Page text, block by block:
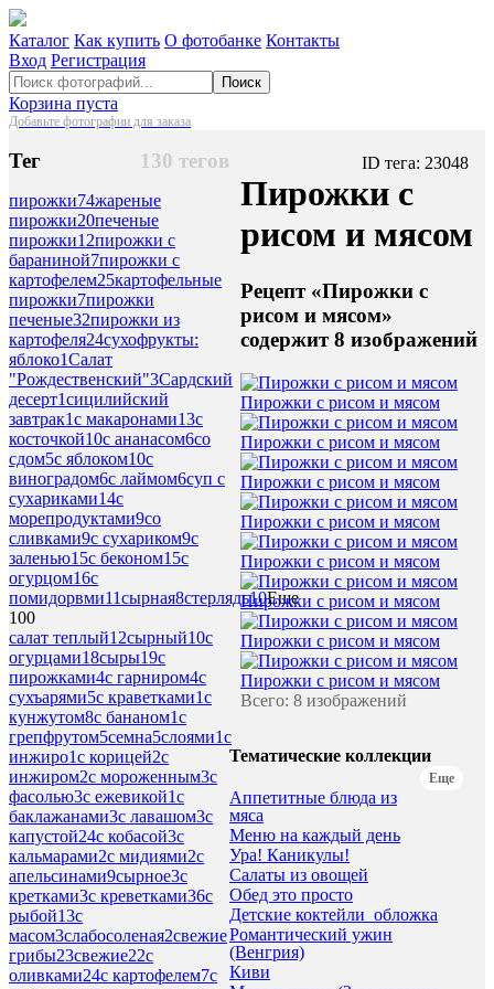
Каталог Как купить О фотобанке Контакты
Вход Регистрация
Поиск
Корзина пуста
Добавьте фотографии для заказа
130 тегов
Тег
пирожки74жареные
пирожки20печеные
пирожки12пирожки с
бараниной7пирожки с
картофелем25картофельные
пирожки7пирожки
печеные32пирожки из
картофеля24сухофрукты:
яблоко1Салат
"Рождественский"3Сардский
десерт1сицилийский
завтрак1с макаронами13с
косточкой10с ананасом6со
сдом5с яблоком10с
виноградом6с лаймом6суп с
сухариками14с
морепродуктами9со
сливками9с сухариком9с
заленью15с беконом15с
огурцом16с
помидорвми11сырная8стерлядь10Еще
100
салат теплый12сырный10с
огурцами18сыры19с
пирожками4с гарниром4с
сухъарями5с краветками1с
кунжутом8с бананом1с
грепфрутом5семна5слоями1с
инжиро1с корицей2с
инжиром2с мороженным3с
фасолью3с ежевикой1с
баклажанами3с лавашом3с
капустой24с кобасой3с
кальмарами2с мидиями2с
апельсинами9сырное3с
кретками3с креветками36с
рыбой13с
масом3слабосоленая2свежие
грибы23свежие22с
оливками24с картофелем7с
ID тега: 23048
Пирожки с
рисом и мясом
Рецепт «Пирожки с
рисом и мясом»
содержит 8 изображений
Пирожки с рисом и мясом
Пирожки с рисом и мясом
Пирожки с рисом и мясом
Пирожки с рисом и мясом
Пирожки с рисом и мясом
Пирожки с рисом и мясом
Пирожки с рисом и мясом
Пирожки с рисом и мясом
Всего: 8 изображений
Тематические коллекции
Еще
Аппетитные блюда из
мяса
Меню на каждый день
Ура! Каникулы!
Салаты из овощей
Обед это просто
Детские коктейли_обложка
Романтический ужин
(Венгрия)
Киви